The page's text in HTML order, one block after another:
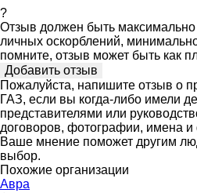
?
Отзыв должен быть
личных оскорблений,
помните, отзыв может быть как
Пожалуйста, напишите отзыв о
ГАЗ, если вы когда-либо имели
представителями или
договоров, фотографии, имена
Ваше мнение поможет другим
выбор.
Похожие организации
Авра